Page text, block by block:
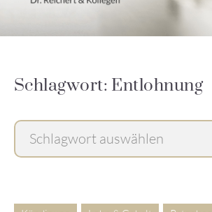
Arbeitsrecht
Schlagwort: Entlohnung